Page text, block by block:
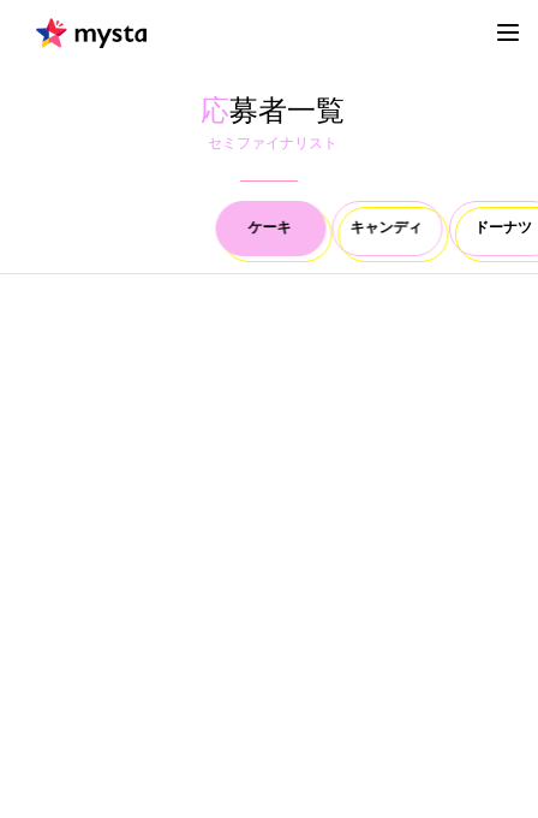
応募者一覧
セミファイナリスト
ケーキ キャンディ ドーナツ